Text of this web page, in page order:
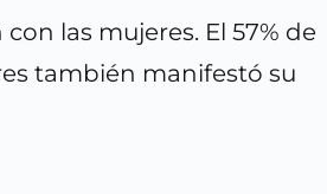
las mujeres. El 57% de
también manifestó su